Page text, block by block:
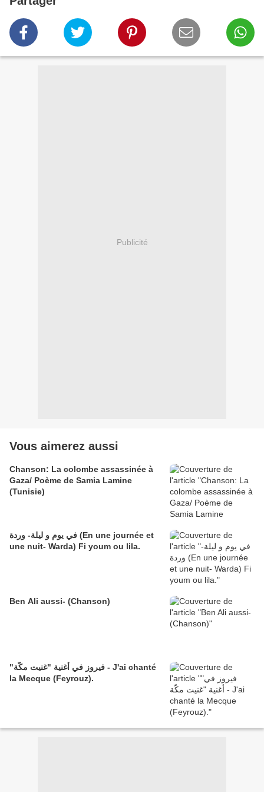
Publicité
Vous aimerez aussi
Chanson: La colombe assassinée à
Gaza/ Poème de Samia Lamine
(Tunisie)
في يوم و ليلة- وردة (En une journée et
une nuit- Warda) Fi youm ou lila.
Ben Ali aussi- (Chanson)
"فيروز في أغنية "غنيت مكّة - J'ai chanté
la Mecque (Feyrouz).